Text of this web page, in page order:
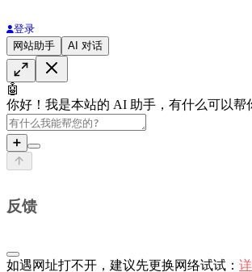
登录
网站助手
AI 对话
🤖
你好！我是本站的 AI 助手，有什么可以帮
➕
反馈
如遇网址打不开，建议先更换网络试试：